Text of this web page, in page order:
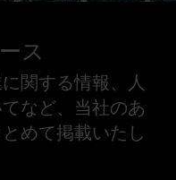
ス
関する情報、人
など、当社のあ
めて掲載いたし